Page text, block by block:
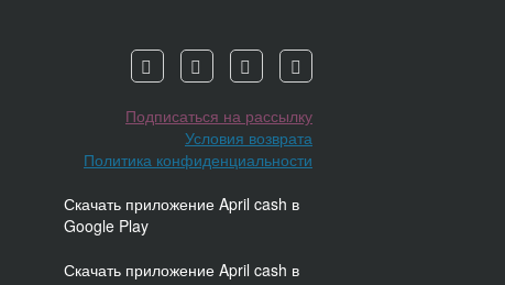
Подписаться на рассылку
Условия возврата
Политика конфиденциальности
Скачать приложение April cash в
Google Play
Скачать приложение April cash в